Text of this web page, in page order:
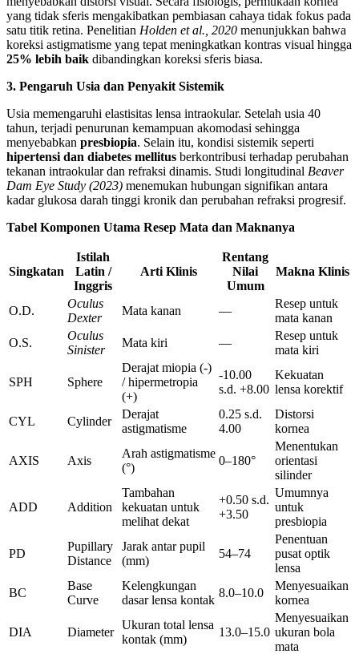
yang tidak sferis mengakibatkan pembiasan cahaya tidak fokus pada
satu titik retina. Penelitian Holden et al., 2020 menunjukkan bahwa
koreksi astigmatisme yang tepat meningkatkan kontras visual hingga
25% lebih baik dibandingkan koreksi sferis biasa.
3. Pengaruh Usia dan Penyakit Sistemik
Usia memengaruhi elastisitas lensa intraokular. Setelah usia 40
tahun, terjadi penurunan kemampuan akomodasi sehingga
menyebabkan presbiopia. Selain itu, kondisi sistemik seperti
hipertensi dan diabetes mellitus berkontribusi terhadap perubahan
tekanan intraokular dan refraksi dinamis. Studi longitudinal Beaver
Dam Eye Study (2023) menemukan hubungan signifikan antara
kadar glukosa darah tinggi kronik dan perubahan refraksi progresif.
Tabel Komponen Utama Resep Mata dan Maknanya
Singkatan
Istilah
Latin /
Inggris
Arti Klinis
Rentang
Nilai
Umum
Makna Klinis
O.D.
Oculus
Dexter
Mata kanan —
Resep untuk
mata kanan
O.S.
Oculus
Sinister
Mata kiri —
Resep untuk
mata kiri
SPH Sphere
Derajat miopia (-)
/ hipermetropia
(+)
-10.00
s.d. +8.00
Kekuatan
lensa korektif
CYL Cylinder
Derajat
astigmatisme
0.25 s.d.
4.00
Distorsi
kornea
AXIS Axis
Arah astigmatisme
(°)
0–180°
Menentukan
orientasi
silinder
ADD Addition
Tambahan
kekuatan untuk
melihat dekat
+0.50 s.d.
+3.50
Umumnya
untuk
presbiopia
PD
Pupillary
Distance
Jarak antar pupil
(mm)
54–74
Penentuan
pusat optik
lensa
BC
Base
Curve
Kelengkungan
dasar lensa kontak
8.0–10.0
Menyesuaikan
kornea
DIA Diameter
Ukuran total lensa
kontak (mm)
13.0–15.0
Menyesuaikan
ukuran bola
mata